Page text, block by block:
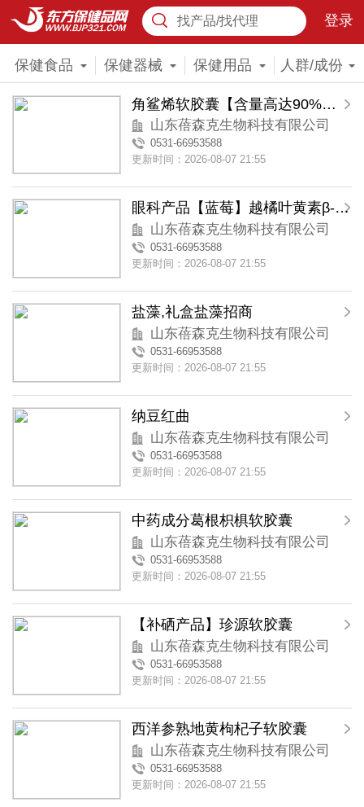
找产品/找代理 登录
保健食品 保健器械 保健用品 人群/成份
角鲨烯软胶囊【含量高达90%】礼盒装
山东蓓森克生物科技有限公司
0531-66953588
更新时间：2026-08-07 21:55
眼科产品【蓝莓】越橘叶黄素β-胡萝卜素胶囊
山东蓓森克生物科技有限公司
0531-66953588
更新时间：2026-08-07 21:55
盐藻,礼盒盐藻招商
山东蓓森克生物科技有限公司
0531-66953588
更新时间：2026-08-07 21:55
纳豆红曲
山东蓓森克生物科技有限公司
0531-66953588
更新时间：2026-08-07 21:55
中药成分葛根枳椇软胶囊
山东蓓森克生物科技有限公司
0531-66953588
更新时间：2026-08-07 21:55
【补硒产品】珍源软胶囊
山东蓓森克生物科技有限公司
0531-66953588
更新时间：2026-08-07 21:55
西洋参熟地黄枸杞子软胶囊
山东蓓森克生物科技有限公司
0531-66953588
更新时间：2026-08-07 21:55